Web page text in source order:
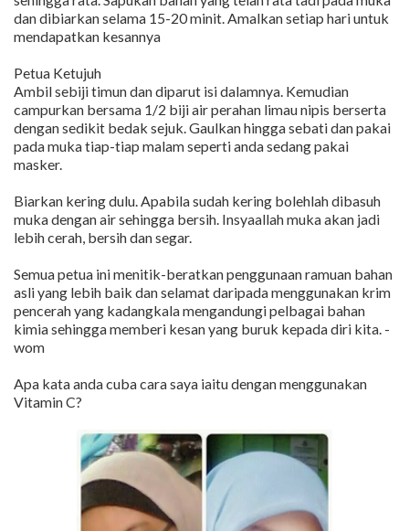
dan dibiarkan selama 15-20 minit. Amalkan setiap hari untuk
mendapatkan kesannya
Petua Ketujuh
Ambil sebiji timun dan diparut isi dalamnya. Kemudian
campurkan bersama 1/2 biji air perahan limau nipis berserta
dengan sedikit bedak sejuk. Gaulkan hingga sebati dan pakai
pada muka tiap-tiap malam seperti anda sedang pakai
masker.
Biarkan kering dulu. Apabila sudah kering bolehlah dibasuh
muka dengan air sehingga bersih. Insyaallah muka akan jadi
lebih cerah, bersih dan segar.
Semua petua ini menitik-beratkan penggunaan ramuan bahan
asli yang lebih baik dan selamat daripada menggunakan krim
pencerah yang kadangkala mengandungi pelbagai bahan
kimia sehingga memberi kesan yang buruk kepada diri kita. -
wom
Apa kata anda cuba cara saya iaitu dengan menggunakan
Vitamin C?